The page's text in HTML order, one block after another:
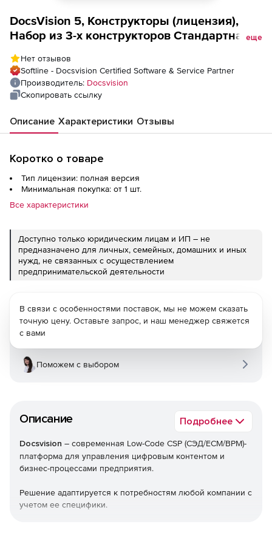
DocsVision 5, Конструкторы (лицензия),
Набор из 3-х конструкторов Стандартнаяеще
Нет отзывов
Softline - Docsvision Certified Software & Service Partner
Производитель: Docsvision
Скопировать ссылку
Описание Характеристики Отзывы
Коротко о товаре
Тип лицензии: полная версия
Минимальная покупка: от 1 шт.
Все характеристики
Доступно только юридическим лицам и ИП – не
предназначено для личных, семейных, домашних и иных
нужд, не связанных с осуществлением
предпринимательской деятельности
Описание Подробнее
Docsvision – современная Low-Code CSP (СЭД/ECM/BPM)-
платформа для управления цифровым контентом и
бизнес-процессами предприятия.
Решение адаптируется к потребностям любой компании с
учетом ее специфики.
В связи с особенностями поставок, мы не можем сказать
точную цену. Оставьте запрос, и наш менеджер свяжется
с вами
Поможем с выбором